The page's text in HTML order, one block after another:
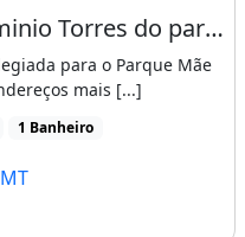
Apartamento no condominio Torres do parque - Avenida miguel sutil
para o Parque Mãe
mais [...]
1 Banheiro